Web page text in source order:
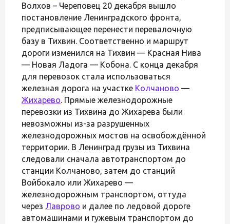
Волхов – Череповец 20 декабря вышло
постановление Ленинградского фронта,
предписывающее перенести перевалочную
базу в Тихвин. Соответственно и маршрут
дороги изменился на Тихвин — Красная Нива
— Новая Ладога — Кобона. С конца декабря
для перевозок стала использоваться
железная дорога на участке Колчаново —
Жихарево. Прямые железнодорожные
перевозки из Тихвина до Жихарева были
невозможны из-за разрушенных
железнодорожных мостов на освобождённой
территории. В Ленинград грузы из Тихвина
следовали сначала автотранспортом до
станции Колчаново, затем до станций
Войбокало или Жихарево —
железнодорожным транспортом, оттуда
через Лаврово и далее по ледовой дороге
автомашинами и гужевым транспортом до